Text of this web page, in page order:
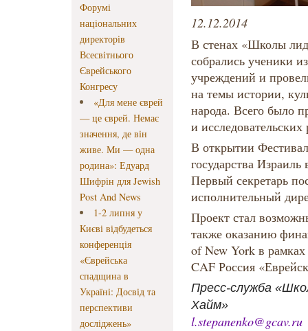
Форумі
національних
директорів
Всесвітнього
Єврейського
Конгресу
«Для мене єврей
— це єврей. Немає
значення, де він
живе. Ми — одна
родина»: Едуард
Шифрін для Jewish
Post And News
1-2 липня у
Києві відбудеться
конференція
«Єврейська
спадщина в
Україні: Досвід та
перспективи
досліджень»
12.12.2014
В стенах «Школы
собрались ученики
учреждений и
на темы истории,
народа. Всего было
и исследовательских
В открытии
государства
Первый секретарь
исполнительный
Проект стал
также оказанию
of New York в
CAF Россия
Пресс-служба
Хайм»
l.stepanenko@gcav.ru